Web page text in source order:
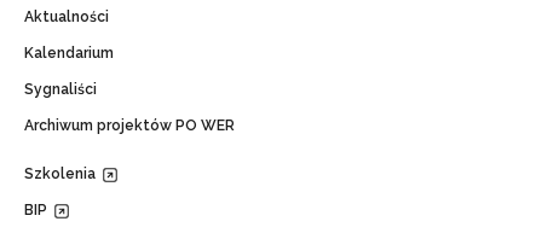
Aktualności
Kalendarium
Sygnaliści
Archiwum projektów PO WER
Szkolenia
BIP